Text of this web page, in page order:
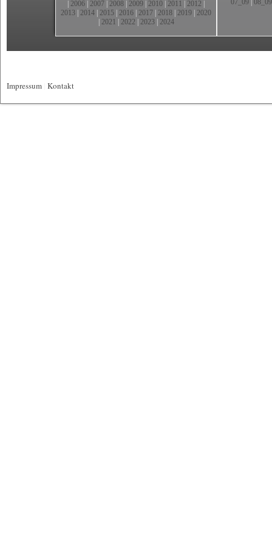
2006 2007 2008 2009 2010 2011 2012
2013 2014 2015 2016 2017 2018 2019 2020
2021 2022 2023| 2024
07_09 08_09
Impressum Kontakt